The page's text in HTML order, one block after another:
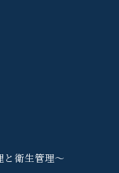
と衛生管理〜